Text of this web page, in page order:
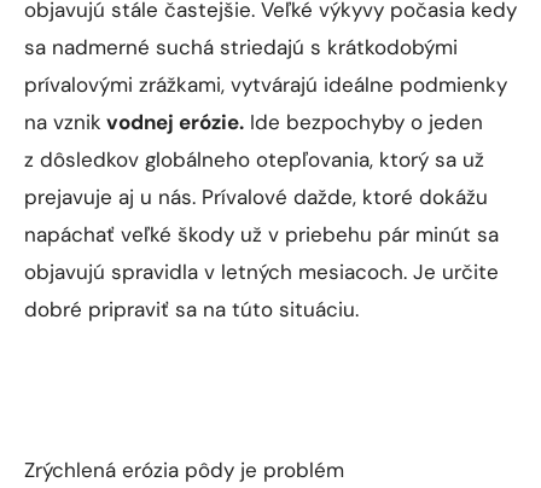
z dôsledkov globálneho otepľovania, ktorý sa už
prejavuje aj u nás. Prívalové dažde, ktoré dokážu
napáchať veľké škody už v priebehu pár minút sa
objavujú spravidla v letných mesiacoch. Je určite
dobré pripraviť sa na túto situáciu.